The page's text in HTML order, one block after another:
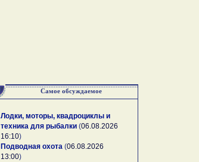
Самое обсуждаемое
Лодки, моторы, квадроциклы и
техника для рыбалки(06.08.2026
16:10)
Подводная охота(06.08.2026
13:00)